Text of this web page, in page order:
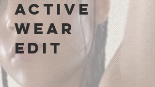
ACTIVe
WEAR
EDIT